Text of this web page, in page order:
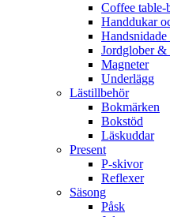
Coffee table-
Handdukar
Jordglober
Magneter
Underlägg
Lästillbehör
Bokmärken
Bokstöd
Läskuddar
Present
P-skivor
Reflexer
Säsong
Påsk